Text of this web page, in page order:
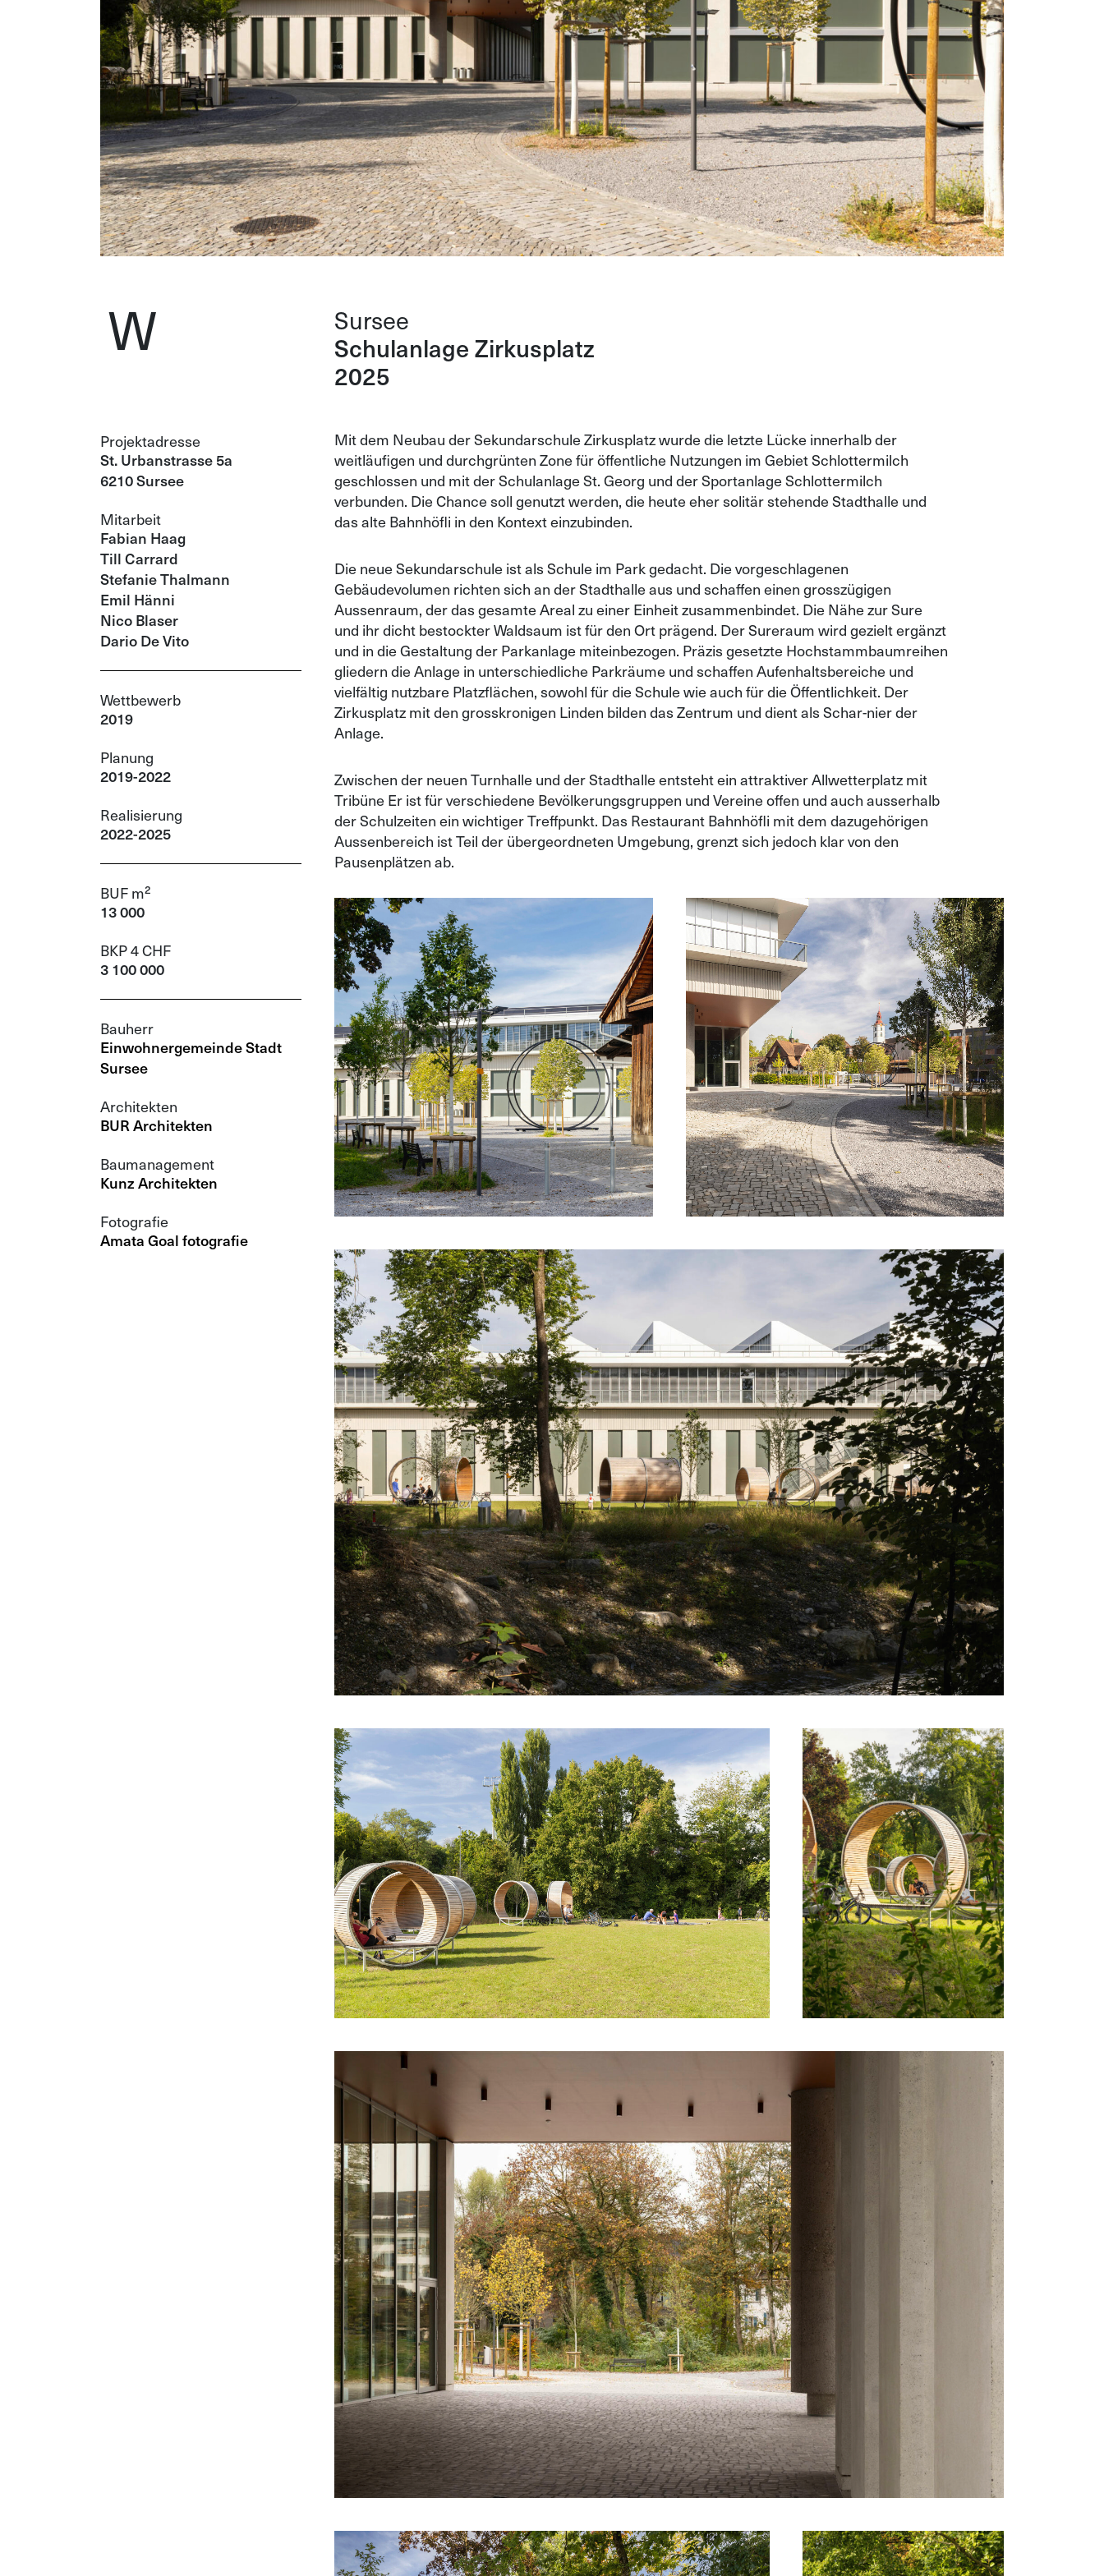
Sursee
Schulanlage Zirkusplatz
2025
Mit dem Neubau der Sekundarschule Zirkusplatz wurde die letzte Lücke innerhalb der
weitläufigen und durchgrünten Zone für öffentliche Nutzungen im Gebiet Schlottermilch
geschlossen und mit der Schulanlage St. Georg und der Sportanlage Schlottermilch
verbunden. Die Chance soll genutzt werden, die heute eher solitär stehende Stadthalle und
das alte Bahnhöfli in den Kontext einzubinden.
Die neue Sekundarschule ist als Schule im Park gedacht. Die vorgeschlagenen
Gebäudevolumen richten sich an der Stadthalle aus und schaffen einen grosszügigen
Aussenraum, der das gesamte Areal zu einer Einheit zusammenbindet. Die Nähe zur Sure
und ihr dicht bestockter Waldsaum ist für den Ort prägend. Der Sureraum wird gezielt ergänzt
und in die Gestaltung der Parkanlage miteinbezogen. Präzis gesetzte Hochstammbaumreihen
gliedern die Anlage in unterschiedliche Parkräume und schaffen Aufenhaltsbereiche und
vielfältig nutzbare Platzflächen, sowohl für die Schule wie auch für die Öffentlichkeit. Der
Zirkusplatz mit den grosskronigen Linden bilden das Zentrum und dient als Schar-nier der
Anlage.
Zwischen der neuen Turnhalle und der Stadthalle entsteht ein attraktiver Allwetterplatz mit
Tribüne Er ist für verschiedene Bevölkerungsgruppen und Vereine offen und auch ausserhalb
der Schulzeiten ein wichtiger Treffpunkt. Das Restaurant Bahnhöfli mit dem dazugehörigen
Aussenbereich ist Teil der übergeordneten Umgebung, grenzt sich jedoch klar von den
Pausenplätzen ab.
W
Projektadresse
St. Urbanstrasse 5a
6210 Sursee
Mitarbeit
Fabian Haag
Till Carrard
Stefanie Thalmann
Emil Hänni
Nico Blaser
Dario De Vito
Wettbewerb
2019
Planung
2019-2022
Realisierung
2022-2025
BUF m²
13 000
BKP 4 CHF
3 100 000
Bauherr
Einwohnergemeinde Stadt
Sursee
Architekten
BUR Architekten
Baumanagement
Kunz Architekten
Fotografie
Amata Goal fotografie